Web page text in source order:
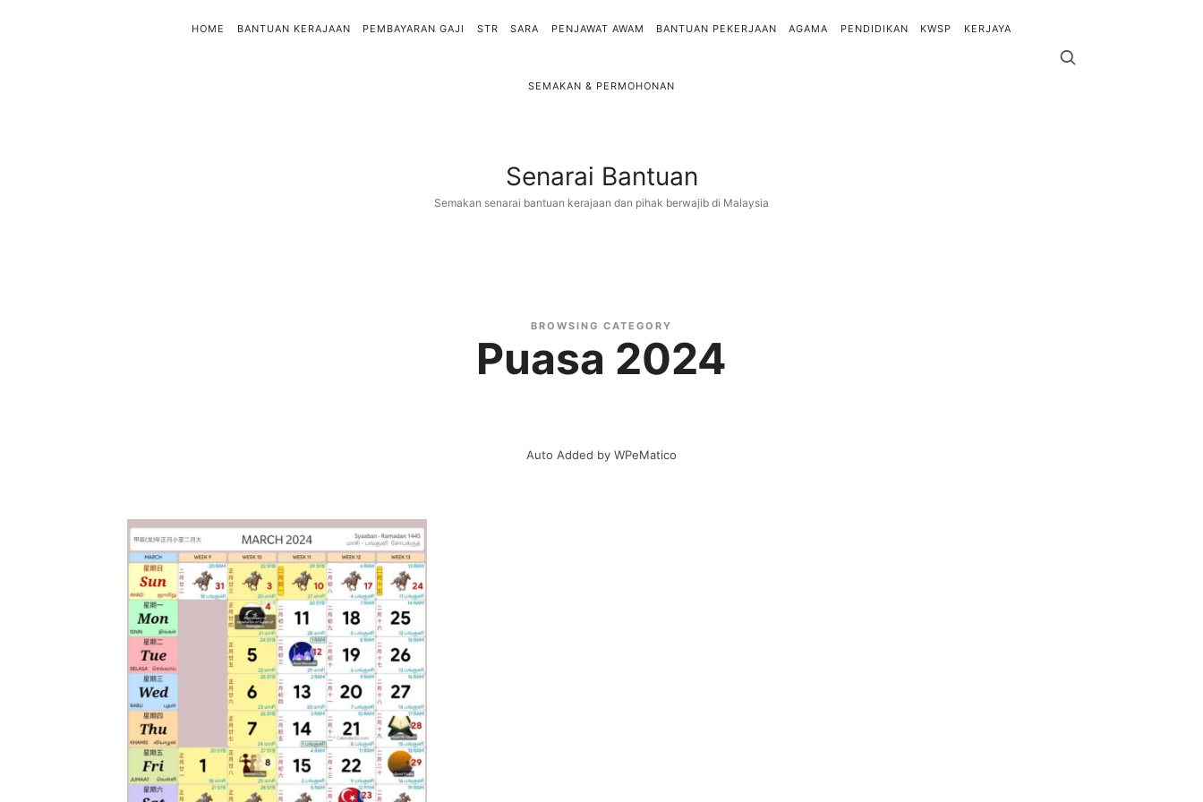
Senarai
Bantuan
Senarai Bantuan
Semakan senarai bantuan kerajaan dan pihak berwajib di Malaysia
HOME BANTUAN KERAJAAN PEMBAYARAN GAJI STR SARA PENJAWAT AWAM BANTUAN PEKERJAAN AGAMA PENDIDIKAN KWSP KERJAYA
SEMAKAN & PERMOHONAN
BROWSING CATEGORY
Puasa 2024
Auto Added by WPeMatico